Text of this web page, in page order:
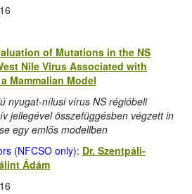
of Mutations in the NS
Nile Virus Associated with
Mammalian Model
nyugat-nílusi vírus NS régióbeli
jellegével összefüggésben végzett in
egy emlős modellben
(NFCSO only): Dr. Szentpáli-
Ádám